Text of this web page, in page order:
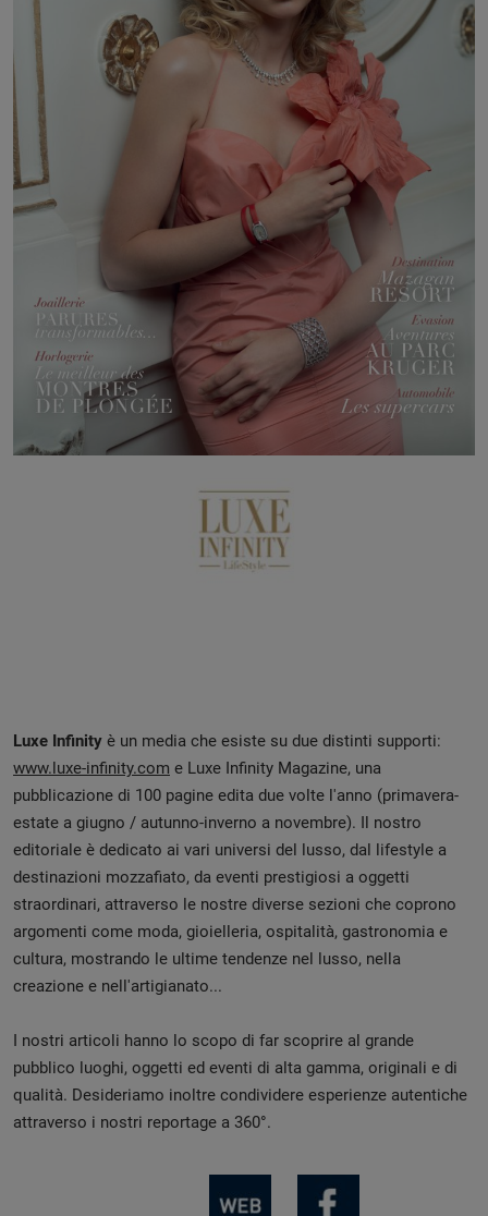
Luxe Infinity è un media che esiste su due distinti supporti:
www.luxe-infinity.com e Luxe Infinity Magazine, una
pubblicazione di 100 pagine edita due volte l'anno (primavera-
estate a giugno / autunno-inverno a novembre). Il nostro
editoriale è dedicato ai vari universi del lusso, dal lifestyle a
destinazioni mozzafiato, da eventi prestigiosi a oggetti
straordinari, attraverso le nostre diverse sezioni che coprono
argomenti come moda, gioielleria, ospitalità, gastronomia e
cultura, mostrando le ultime tendenze nel lusso, nella
creazione e nell'artigianato...
I nostri articoli hanno lo scopo di far scoprire al grande
pubblico luoghi, oggetti ed eventi di alta gamma, originali e di
qualità. Desideriamo inoltre condividere esperienze autentiche
attraverso i nostri reportage a 360°.